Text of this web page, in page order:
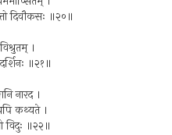
दिवौकसः ॥२०॥
।
॥२१॥
नारद ।
कथ्यते ।
विदुः ॥२२॥